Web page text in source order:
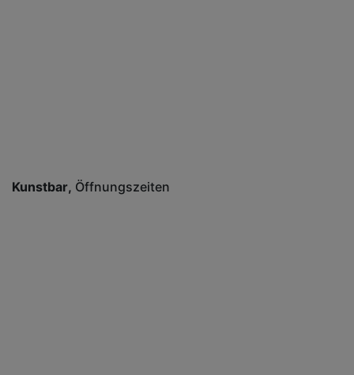
Kunstbar Öffnungszeiten